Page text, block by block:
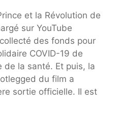
et la Révolution de
sur YouTube
des fonds pour
COVID-19 de
de la santé. Et puis, la
du film a
sortie officielle. Il est